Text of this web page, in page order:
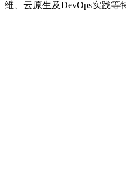
维、云原生及DevOps实践等